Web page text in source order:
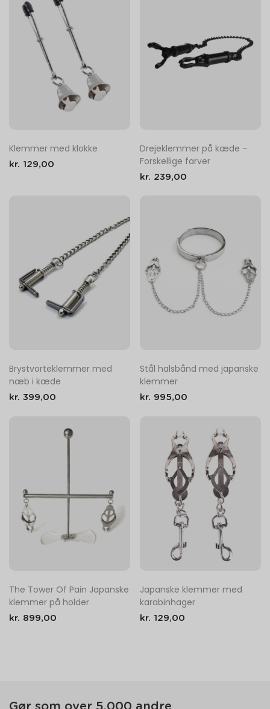
Klemmer med klokke
kr. 129,00
Drejeklemmer på kæde –
Forskellige farver
kr. 239,00
Brystvorteklemmer med
næb i kæde
kr. 399,00
Stål halsbånd med japanske
klemmer
kr. 995,00
The Tower Of Pain Japanske
klemmer på holder
kr. 899,00
Japanske klemmer med
karabinhager
kr. 129,00
Gør som over 5.000 andre